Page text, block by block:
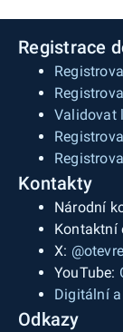
Registrace
Validovat
Kontakty
Národní
Kontaktní
X:
YouTube:
Digitální
Odkazy